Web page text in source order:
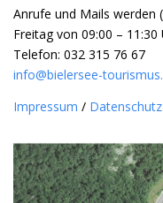
Anrufe und Mails werden
Freitag von 09:00 – 11:30
Telefon: 032 315 76 67
info@bielersee-
Impressum / Datenschutz